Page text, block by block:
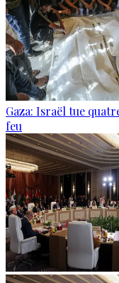
Gaza: Israël tue
feu